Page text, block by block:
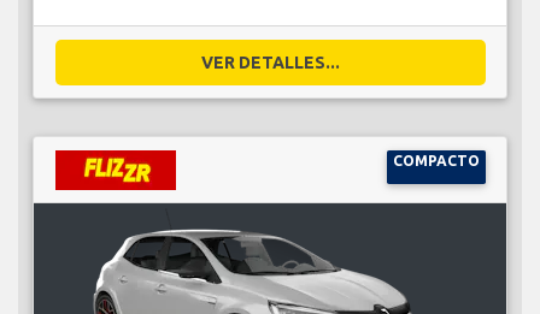
VER DETALLES...
COMPACTO